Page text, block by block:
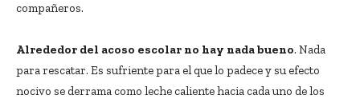
compañeros.
Alrededor del acoso escolar no hay nada bueno. Nada
para rescatar. Es sufriente para el que lo padece y su efecto
nocivo se derrama como leche caliente hacia cada uno de los